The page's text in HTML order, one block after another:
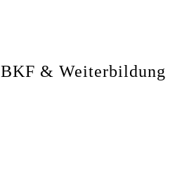
BKF & Weiterbildung